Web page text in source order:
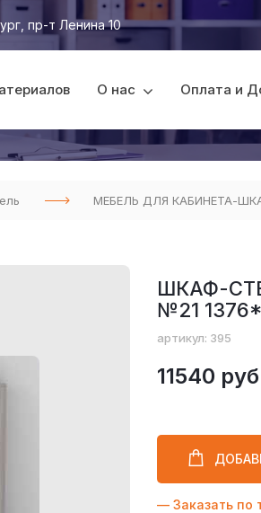
пр-т Ленина 10
О нас Оплата и
МЕБЕЛЬ ДЛЯ КАБИНЕТА-
ШКАФ-
№21
артикул: 395
11540
— Заказать по